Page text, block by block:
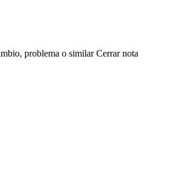
problema o similar Cerrar nota